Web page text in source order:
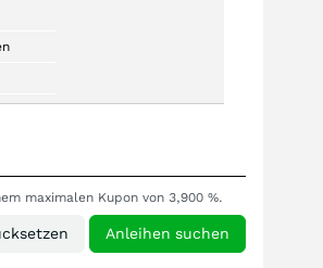
maximalen Kupon von 3,900 %.